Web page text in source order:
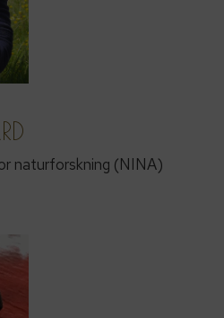
naturforskning (NINA)